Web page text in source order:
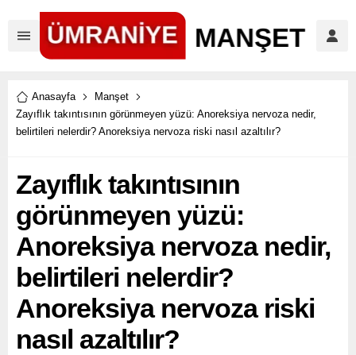
Anasayfa
Manşet
Zayıflık takıntısının görünmeyen yüzü: Anoreksiya nervoza nedir,
belirtileri nelerdir? Anoreksiya nervoza riski nasıl azaltılır?
Zayıflık takıntısının
görünmeyen yüzü:
Anoreksiya nervoza nedir,
belirtileri nelerdir?
Anoreksiya nervoza riski
nasıl azaltılır?